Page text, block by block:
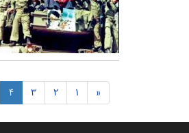
«
1
2
3
4